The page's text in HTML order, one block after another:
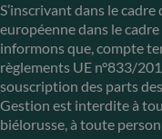
S’inscrivant dans le
européenne dans le
informons que, compte
règlements UE n°833/
souscription des parts
Gestion est interdite à
biélorusse, à toute